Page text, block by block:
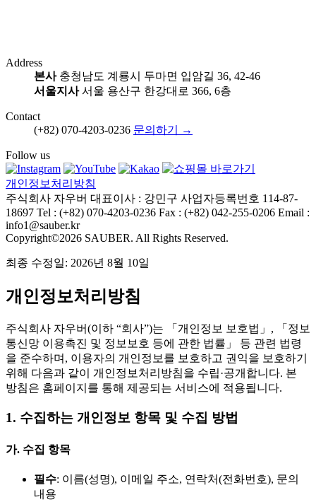
Address
본사 충청남도 계룡시 두마면 입암길 36, 42-46
서울지사 서울 용산구 한강대로 366, 6층
Contact
(+82) 070-4203-0236 문의하기 →
Follow us
개인정보처리방침
주식회사 자우버 대표이사 : 강민구 사업자등록번호 114-87-
18697 Tel : (+82) 070-4203-0236 Fax : (+82) 042-255-0206 Email :
info1@sauber.kr
Copyright©2026 SAUBER. All Rights Reserved.
최종 수정일: 2026년 8월 10일
개인정보처리방침
주식회사 자우버(이하 “회사”)는 「개인정보 보호법」, 「정보
통신망 이용촉진 및 정보보호 등에 관한 법률」 등 관련 법령
을 준수하며, 이용자의 개인정보를 보호하고 권익을 보호하기
위해 다음과 같이 개인정보처리방침을 수립·공개합니다. 본
방침은 홈페이지를 통해 제공되는 서비스에 적용됩니다.
1. 수집하는 개인정보 항목 및 수집 방법
가. 수집 항목
필수: 이름(성명), 이메일 주소, 연락처(전화번호), 문의
내용